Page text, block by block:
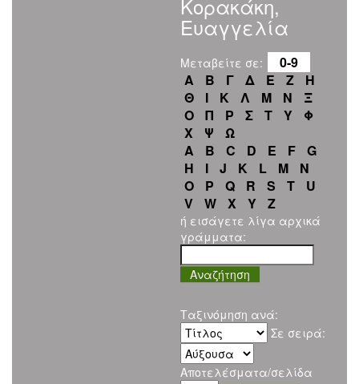
Κορακάκη,
Ευαγγελία
Μεταβείτε σε:
0-9
Α
Β Γ Δ Ε Ζ
Η
Θ
Ι Κ Λ Μ Ν
Ξ
Ο
Π Ρ Σ Τ Υ
Φ
Χ
Ψ
Ω
A
B C D E F
G
H
I J K L M
N
O
P Q R S T
U
V
W X Y Z
ή εισάγετε λίγα αρχικά
γράμματα:
Ταξινόμηση ανά:
Σε σειρά:
Αποτελέσματα/σελίδα